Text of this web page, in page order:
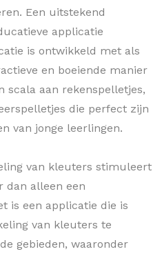
Een uitstekend
applicatie
is ontwikkeld met als
en boeiende manier
scala aan rekenspelletjes,
die perfect zijn
van jonge leerlingen.
van kleuters stimuleert
dan alleen een
is een applicatie die is
van kleuters te
gebieden, waaronder